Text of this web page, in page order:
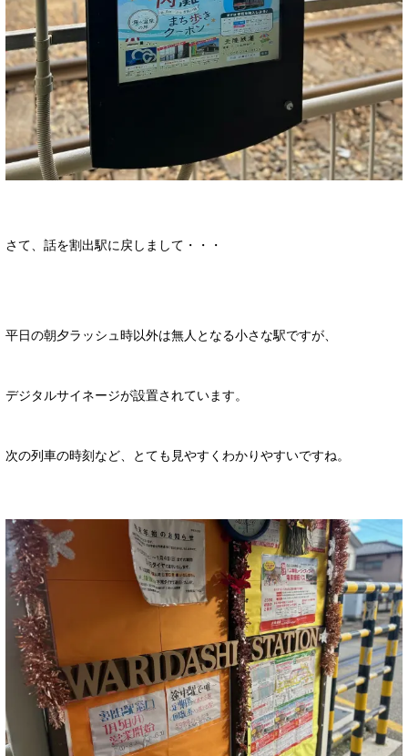
さて、話を割出駅に戻しまして・・・
平日の朝夕ラッシュ時以外は無人となる小さな駅ですが、
デジタルサイネージが設置されています。
次の列車の時刻など、とても見やすくわかりやすいですね。